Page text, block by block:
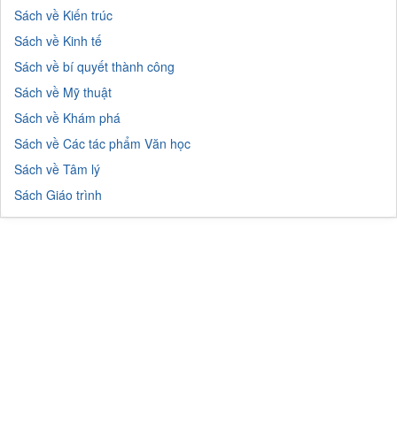
Sách về Kiến trúc
Sách về Kinh tế
Sách về bí quyết thành công
Sách về Mỹ thuật
Sách về Khám phá
Sách về Các tác phẩm Văn học
Sách về Tâm lý
Sách Giáo trình